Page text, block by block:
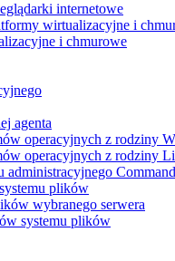
internetowe
wirtualizacyjne i
i chmurowe
agenta
operacyjnych z rodziny
operacyjnych z rodziny
administracyjnego
plików
wybranego serwera
systemu plików